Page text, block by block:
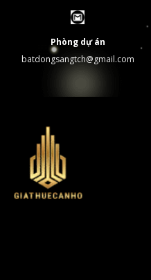
Phòng dự án
batdongsangtch@gmail.com